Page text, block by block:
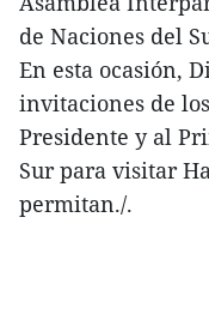
de Naciones del
En esta ocasión,
invitaciones de
Presidente y al
Sur para visitar
permitan./.